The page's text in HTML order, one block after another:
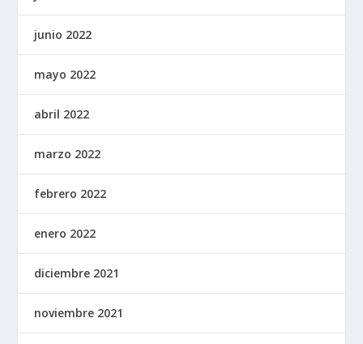
junio 2022
mayo 2022
abril 2022
marzo 2022
febrero 2022
enero 2022
diciembre 2021
noviembre 2021